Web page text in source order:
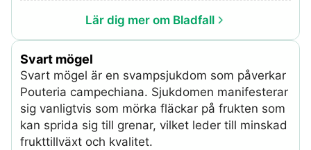
Lär dig mer om Bladfall
Svart mögel
Svart mögel är en svampsjukdom som påverkar
Pouteria campechiana. Sjukdomen manifesterar
sig vanligtvis som mörka fläckar på frukten som
kan sprida sig till grenar, vilket leder till minskad
frukttillväxt och kvalitet.